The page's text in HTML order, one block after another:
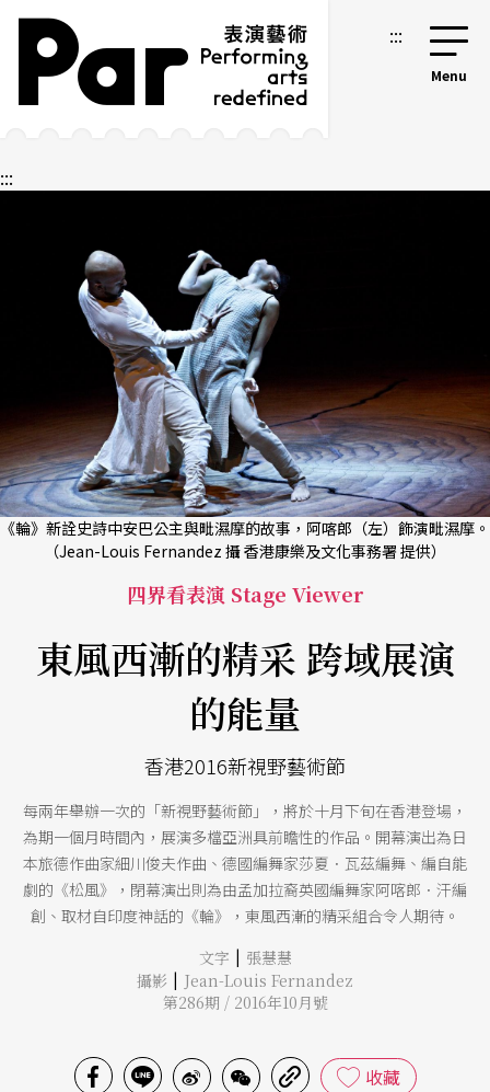
跳到主要內容區塊
網站導覽 :::
:::
《輪》新詮史詩中安巴公主與毗濕摩的故事，阿喀郎（左）飾演毗濕摩。
（Jean-Louis Fernandez 攝 香港康樂及文化事務署 提供）
四界看表演 Stage Viewer
東風西漸的精采 跨域展演
的能量
香港2016新視野藝術節
每兩年舉辦一次的「新視野藝術節」，將於十月下旬在香港登場，
為期一個月時間內，展演多檔亞洲具前瞻性的作品。開幕演出為日
本旅德作曲家細川俊夫作曲、德國編舞家莎夏．瓦茲編舞、編自能
劇的《松風》，閉幕演出則為由孟加拉裔英國編舞家阿喀郎．汗編
創、取材自印度神話的《輪》，東風西漸的精采組合令人期待。
文字 | 張慧慧
攝影 | Jean-Louis Fernandez
第286期 / 2016年10月號
收藏